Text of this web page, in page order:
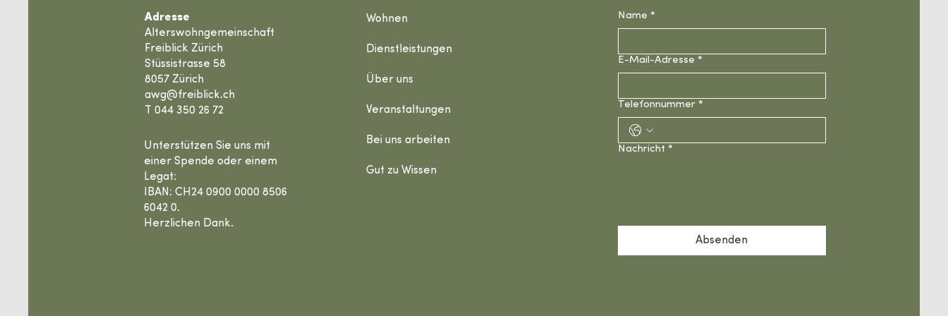
Adresse
Alterswohngemeinschaft
Freiblick Zürich
Stüssistrasse 58
8057 Zürich
awg@freiblick.ch
T 044 350 26 72
Unterstützen Sie uns mit
einer Spende oder einem
Legat:
IBAN: CH24 0900 0000 8506
6042 0.
Herzlichen Dank.
Wohnen
Dienstleistungen
Über uns
Veranstaltungen
Bei uns arbeiten
Gut zu Wissen
Name *
E-Mail-Adresse *
Telefonnummer *
Nachricht *
Absenden